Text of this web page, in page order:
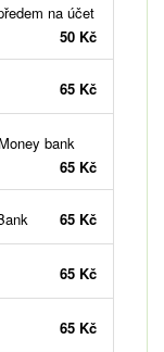
na účet
50 Kč
65 Kč
bank
65 Kč
65 Kč
65 Kč
65 Kč